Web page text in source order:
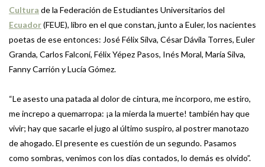
Cultura de la Federación de Estudiantes Universitarios del
Ecuador(FEUE), libro en el que constan, junto a Euler, los nacientes
poetas de ese entonces: José Félix Silva, César Dávila Torres, Euler
Granda, Carlos Falconí, Félix Yépez Pasos, Inés Moral, María Silva,
Fanny Carrión y Lucía Gómez.
“Le asesto una patada al dolor de cintura, me incorporo, me estiro,
me increpo a quemarropa: ¡a la mierda la muerte! también hay que
vivir; hay que sacarle el jugo al último suspiro, al postrer manotazo
de ahogado. El presente es cuestión de un segundo. Pasamos
como sombras, venimos con los días contados, lo demás es olvido”.